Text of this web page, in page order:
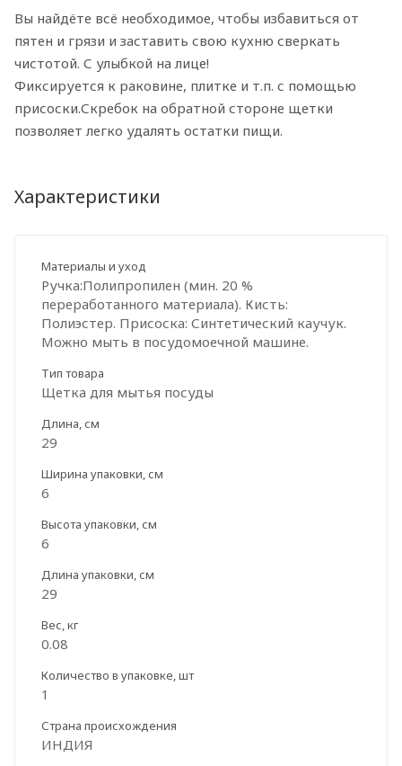
Вы найдёте всё необходимое, чтобы избавиться от
пятен и грязи и заставить свою кухню сверкать
чистотой. С улыбкой на лице!
Фиксируется к раковине, плитке и т.п. с помощью
присоски.Скребок на обратной стороне щетки
позволяет легко удалять остатки пищи.
Характеристики
Материалы и уход
Ручка:Полипропилен (мин. 20 %
переработанного материала). Кисть:
Полиэстер. Присоска: Синтетический каучук.
Можно мыть в посудомоечной машине.
Тип товара
Щетка для мытья посуды
Длина, см
29
Ширина упаковки, см
6
Высота упаковки, см
6
Длина упаковки, см
29
Вес, кг
0.08
Количество в упаковке, шт
1
Страна происхождения
ИНДИЯ